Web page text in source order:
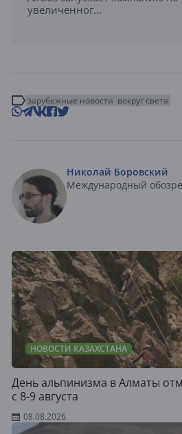
увеличенног...
зарубежные новости вокруг света
Николай Боровский
Международный
НОВОСТИ КАЗАХСТАНА
День альпинизма в Алматы
с 8-9 августа
08.08.2026